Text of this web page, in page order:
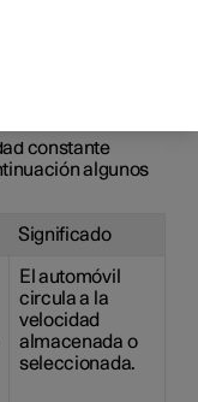
constante
algunos
Significado
El automóvil
circula a la
velocidad
almacenada o
seleccionada.